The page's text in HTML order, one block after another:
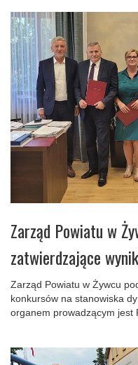
Zarząd Powiatu w
zatwierdzające
Zarząd Powiatu w Żywcu
konkursów na stanowiska
organem prowadzącym jest